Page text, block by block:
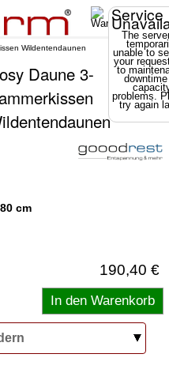
Service
The
unable to
your
to
problems.
try again
Wildentendaunen
Daune 3-
cm
190,40 €